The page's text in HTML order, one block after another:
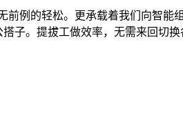
前例的轻松。更承载着我们向智能
子。提拔工做效率，无需来回切换